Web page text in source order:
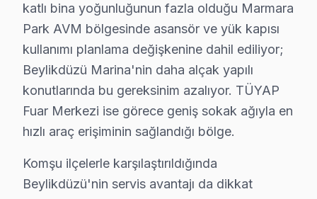
Beylikdüzü ve yakın bölgelerde Dijitsu panel servis
Kapsama alanımız:
• Beylikdüzü tüm semtler ve mahalleler
• Bitişik ilçelere servis erişimi
• Apartman, rezidans ve iş yeri servisi
Beylikdüzü çevresinde Dijitsu servisi için hemen
Beylikdüzü'da Dijitsu Servis Güvencesi –
Dijitsu TV Servis Garanti Belgesi – Yazılı ve İmzalı Güvence
katlı bina yoğunluğunun fazla olduğu Marmara
Park AVM bölgesinde asansör ve yük kapısı
kullanımı planlama değişkenine dahil ediliyor;
Beylikdüzü Marina'nin daha alçak yapılı
konutlarında bu gereksinim azalıyor. TÜYAP
Fuar Merkezi ise görece geniş sokak ağıyla en
hızlı araç erişiminin sağlandığı bölge.
Komşu ilçelerle karşılaştırıldığında
Beylikdüzü'nin servis avantajı da dikkat